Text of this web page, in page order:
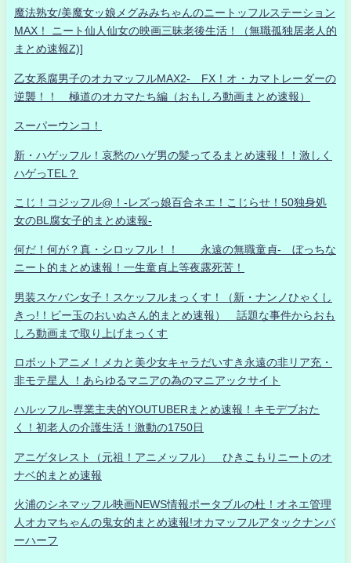
魔法熟女/美魔女ッ娘メグみみちゃんのニートッフルステーション
MAX！ ニート仙人仙女の映画三昧老後生活！（無職孤独居老人的
まとめ速報Z)]
乙女系腐男子のオカマッフルMAX2- FX！オ・カマトレーダーの
逆襲！！ 極道のオカマたち編（おもしろ動画まとめ速報）
スーパーウンコ！
新・ハゲッフル！哀愁のハゲ男の髪ってるまとめ速報！！激しく
ハゲっTEL？
こじ！コジッフル@！-レズっ娘百合ネエ！こじらせ！50独身処
女のBL腐女子的まとめ速報-
何だ！何が？真・シロッフル！！ 永遠の無職童貞- ぼっちな
ニート的まとめ速報！一生童貞上等夜露死苦！
男装スケバン女子！スケッフルまっくす！（新・ナンノひゃくし
きっ!！ビー玉のおいぬさん的まとめ速報） 話題な事件からおも
しろ動画まで取り上げまっくす
ロボットアニメ！メカと美少女キャラだいすき永遠の非リア充・
非モテ星人 ！あらゆるマニアの為のマニアックサイト
ハルッフル-専業主夫的YOUTUBERまとめ速報！キモデブおた
く！初老人の介護生活！激動の1750日
アニゲタレスト（元祖！アニメッフル） ひきこもりニートのオ
ナベ的まとめ速報
火浦のシネマッフル映画NEWS情報ポータブルの杜！オネエ管理
人オカマちゃんの鬼女的まとめ速報!オカマッフルアタックナンバ
ーハーフ